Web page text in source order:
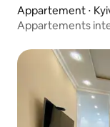
Appartement ⋅
Appartements